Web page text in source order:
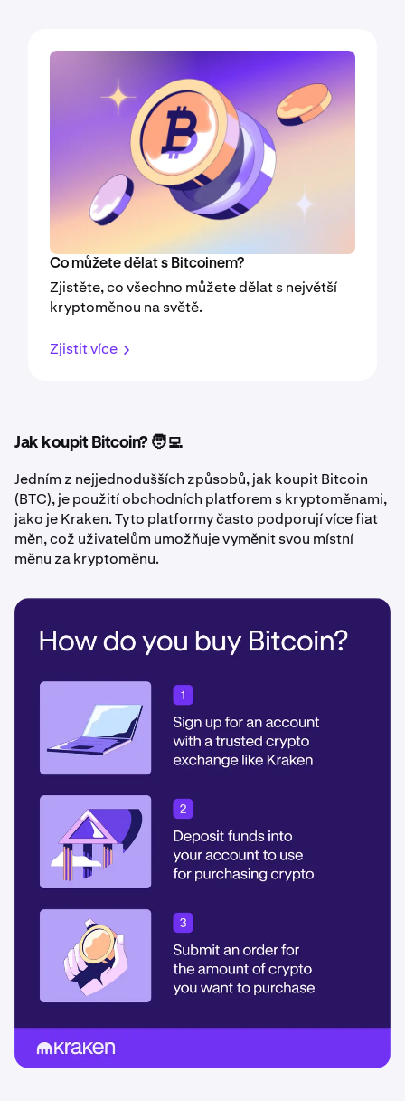
Co můžete dělat s Bitcoinem?
Zjistěte, co všechno můžete dělat s největší
kryptoměnou na světě.
Zjistit více
Jak koupit Bitcoin? 🧑‍💻
Jedním z nejjednodušších způsobů, jak koupit Bitcoin
(BTC), je použití obchodních platforem s kryptoměnami,
jako je Kraken. Tyto platformy často podporují více fiat
měn, což uživatelům umožňuje vyměnit svou místní
měnu za kryptoměnu.